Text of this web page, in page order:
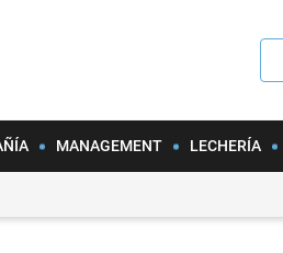
MANAGEMENT LECHERÍA